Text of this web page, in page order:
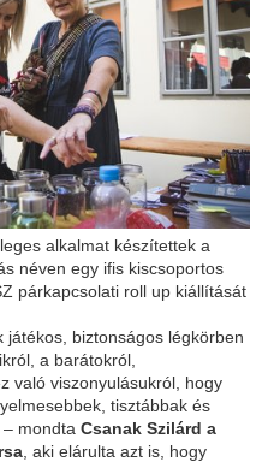
alkalmat készítettek a
néven egy ifis kiscsoportos
párkapcsolati roll up kiállítását
játékos, biztonságos légkörben
a barátokról,
való viszonyulásukról, hogy
tisztábbak és
mondta Csanak Szilárd a
, aki elárulta azt is, hogy